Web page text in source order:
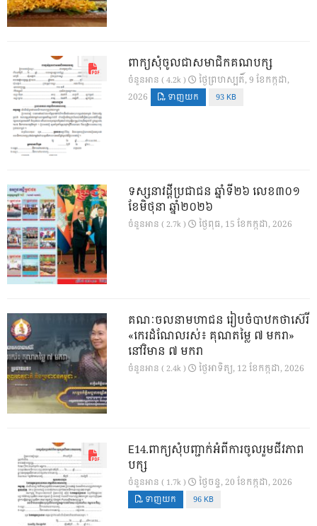
ពាក្យសុំចូលជាសមាជិកគណបក្ស
ចំនួនអាន ( 4.2k )
ថ្ងៃ​ព្រហស្បតិ៍, 9 ខែ​កក្កដា,
2026
ទាញយក 93 KB
ទស្សនាវដ្ដីប្រជាជន ឆ្នាំទី២៦ លេខ៣០១
ខែមិថុនា ឆ្នាំ២០២៦
ចំនួនអាន ( 2.7k ) ថ្ងៃ​ពុធ, 15 ខែ​កក្កដា, 2026
គណៈចលនាមហាជន រៀបចំបាឋកថាស៊េរី
«កេរដំណែលរស់៖ គុណតម្លៃ ៧ មករា»
នៅវិមាន ៧ មករា
ចំនួនអាន ( 2.4k ) ថ្ងៃ​អាទិត្យ, 12 ខែ​កក្កដា, 2026
E14.ពាក្យសុំបញ្ជាក់អំពីការចូលរួមជីវភាព
បក្ស
ចំនួនអាន ( 1.7k ) ថ្ងៃ​ចន្ទ, 20 ខែ​កក្កដា, 2026
ទាញយក 96 KB